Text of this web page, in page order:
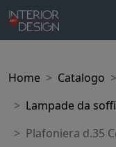
Home Catalogo
Lampade da
Plafoniera d.35